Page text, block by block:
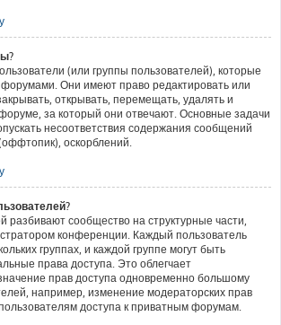
(или группы пользователей), которые
Они имеют право редактировать или
открывать, перемещать, удалять и
за который они отвечают. Основные задачи
несоответствия содержания сообщений
оскорблений.
разбивают сообщество на структурные части,
конференции. Каждый пользователь
группах, и каждой группе могут быть
права доступа. Это облегчает
прав доступа одновременно большому
например, изменение модераторских прав
доступа к приватным форумам.